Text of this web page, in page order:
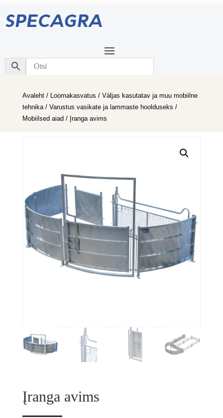
Avaleht/ Loomakasvatus / Väljas kasutatav ja muu mobiilne
tehnika/ Varustus vasikate ja lammaste hoolduseks /
Mobiilsed aiad / Įranga avims
Įranga avims